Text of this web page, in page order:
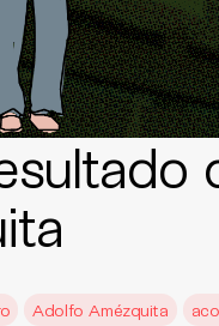
Adolfo Amézquita